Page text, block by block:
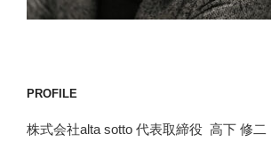
PROFILE
株式会社alta sotto 代表取締役 高下 修二